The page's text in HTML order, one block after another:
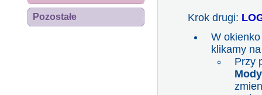
Pozostałe Krok drugi:
W
klikamy
Przy